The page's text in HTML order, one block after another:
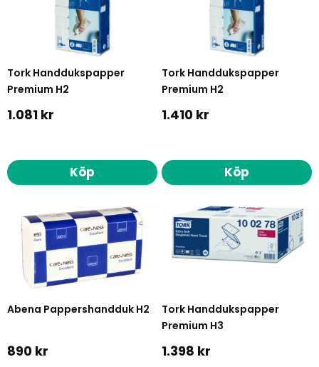
Tork Handdukspapper
Premium H2
1.081 kr
Köp
Tork Handdukspapper
Premium H2
1.410 kr
Köp
Abena Pappershandduk H2
890 kr
Tork Handdukspapper
Premium H3
1.398 kr